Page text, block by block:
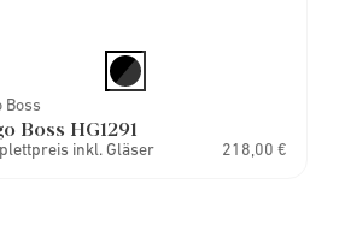
Boss
Boss HG1291
inkl. Gläser 218,00 €